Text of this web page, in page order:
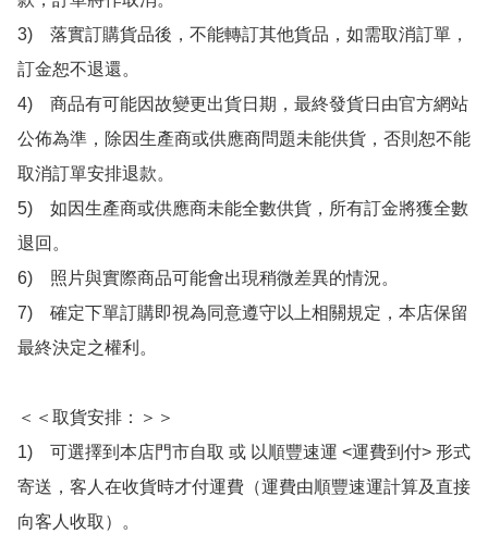
3)　落實訂購貨品後，不能轉訂其他貨品，如需取消訂單，
訂金恕不退還。
4)　商品有可能因故變更出貨日期，最終發貨日由官方網站
公佈為準，除因生產商或供應商問題未能供貨，否則恕不能
取消訂單安排退款。
5)　如因生產商或供應商未能全數供貨，所有訂金將獲全數
退回。
6)　照片與實際商品可能會出現稍微差異的情況。
7)　確定下單訂購即視為同意遵守以上相關規定，本店保留
最終決定之權利。
＜＜取貨安排：＞＞
1)　可選擇到本店門市自取 或 以順豐速運 <運費到付> 形式
寄送，客人在收貨時才付運費（運費由順豐速運計算及直接
向客人收取）。